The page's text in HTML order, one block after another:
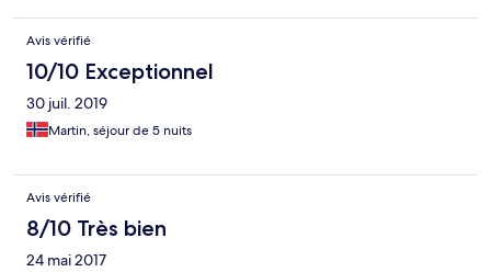
Avis vérifié
10/10 Exceptionnel
30 juil. 2019
Martin, séjour de 5 nuits
Avis vérifié
8/10 Très bien
24 mai 2017